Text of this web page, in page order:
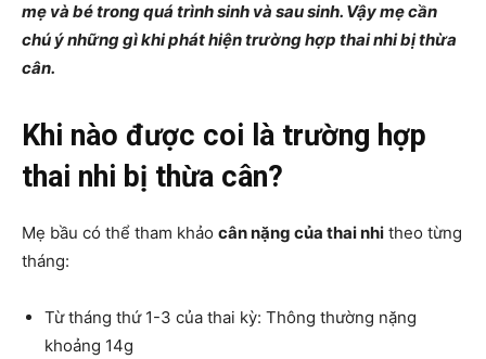
mẹ và bé trong quá trình sinh và sau sinh. Vậy mẹ cần
chú ý những gì khi phát hiện trường hợp thai nhi bị thừa
cân.
Khi nào được coi là trường hợp
thai nhi bị thừa cân?
Mẹ bầu có thể tham khảo cân nặng của thai nhi theo từng
tháng:
Từ tháng thứ 1-3 của thai kỳ: Thông thường nặng
khoảng 14g